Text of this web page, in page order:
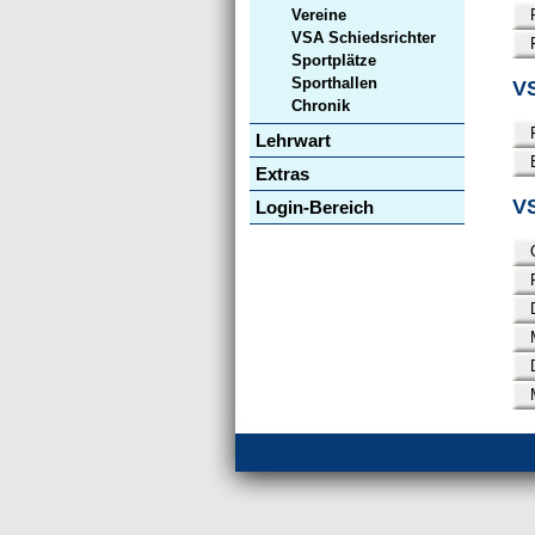
Vereine
VSA Schiedsrichter
Sportplätze
Sporthallen
Chronik
Lehrwart
Extras
Login-Bereich